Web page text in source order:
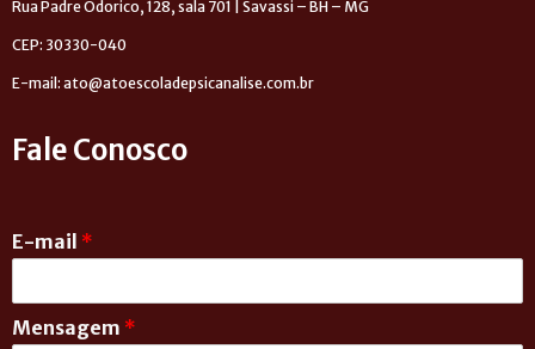
Rua Padre Odorico, 128, sala 701 | Savassi – BH – MG
CEP: 30330-040
E-mail: ato@atoescoladepsicanalise.com.br
Fale Conosco
E-mail *
Mensagem *